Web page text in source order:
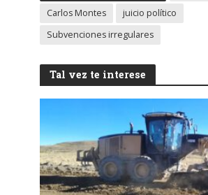
Carlos Montes
juicio político
Subvenciones irregulares
Tal vez te interese